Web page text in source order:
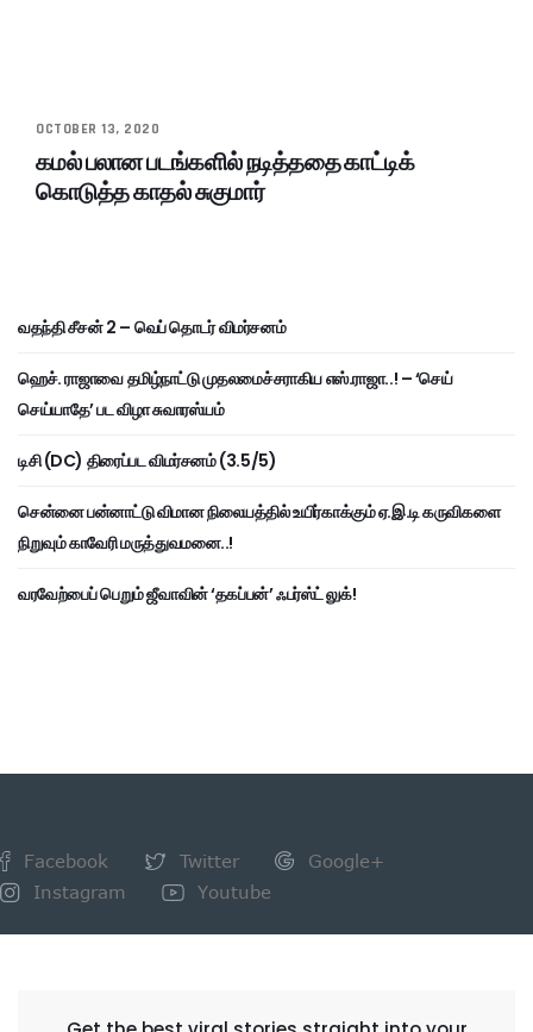
OCTOBER 13, 2020
கமல் பலான படங்களில் நடித்ததை காட்டிக்
கொடுத்த காதல் சுகுமார்
வதந்தி சீசன் 2 – வெப் தொடர் விமர்சனம்
ஹெச். ராஜாவை தமிழ்நாட்டு முதலமைச்சராகிய எஸ்.ராஜா..! – ‘செய்
செய்யாதே’ பட விழா சுவாரஸ்யம்
டிசி (DC) திரைப்பட விமர்சனம் (3.5/5)
சென்னை பன்னாட்டு விமான நிலையத்தில் உயிர்காக்கும் ஏ.இ.டி கருவிகளை
நிறுவும் காவேரி மருத்துவமனை..!
வரவேற்பைப் பெறும் ஜீவாவின் ‘தகப்பன்’ ஃபர்ஸ்ட் லுக்!
Facebook Twitter
Google+
Instagram
Youtube